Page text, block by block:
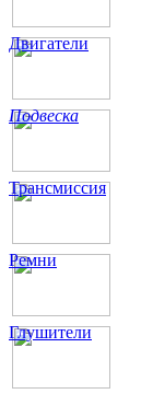
Двигатели
Подвеска
Трансмиссия
Ремни
Глушители